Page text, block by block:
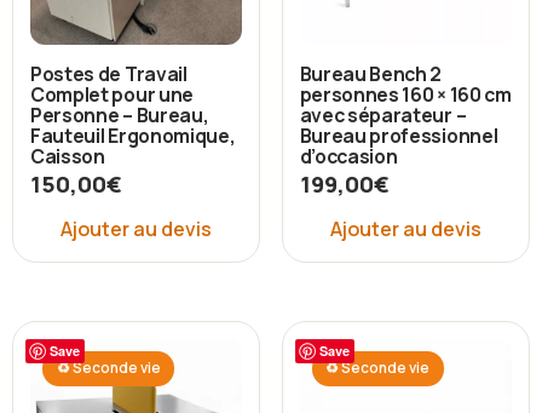
Postes de Travail
Complet pour une
Personne – Bureau,
Fauteuil Ergonomique,
Caisson
150,00€
Ajouter au devis
Bureau Bench 2
personnes 160 × 160 cm
avec séparateur –
Bureau professionnel
d’occasion
199,00€
Ajouter au devis
Save
♻ Seconde vie
Save
♻ Seconde vie